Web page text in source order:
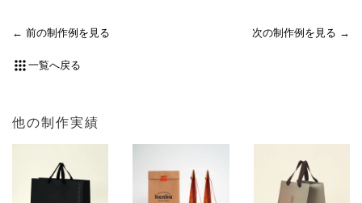
前の制作例を見る 次の制作例を見る
一覧へ戻る
他の制作実績